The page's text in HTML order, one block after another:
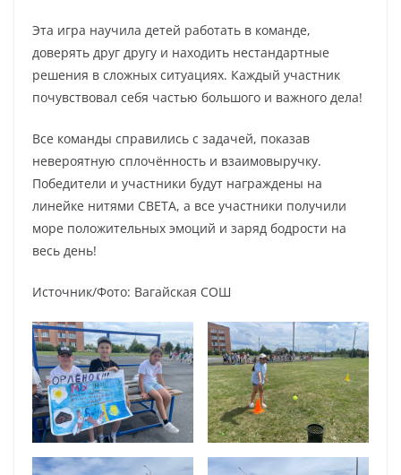
Эта игра научила детей работать в команде,
доверять друг другу и находить нестандартные
решения в сложных ситуациях. Каждый участник
почувствовал себя частью большого и важного дела!
Все команды справились с задачей, показав
невероятную сплочённость и взаимовыручку.
Победители и участники будут награждены на
линейке нитями СВЕТА, а все участники получили
море положительных эмоций и заряд бодрости на
весь день!
Источник/Фото: Вагайская СОШ